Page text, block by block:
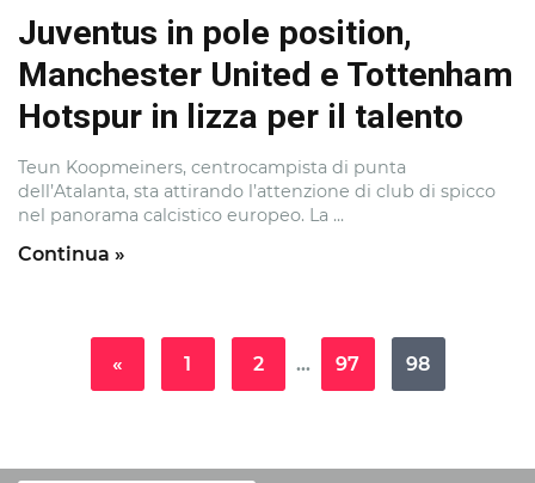
Juventus in pole position,
Manchester United e Tottenham
Hotspur in lizza per il talento
Teun Koopmeiners, centrocampista di punta
dell’Atalanta, sta attirando l’attenzione di club di spicco
nel panorama calcistico europeo. La ...
Continua »
« 1 2 … 97 98